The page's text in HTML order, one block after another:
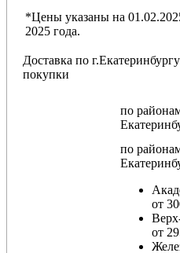
*Цены указаны на
2025 года.
Доставка по
покупки
по
по
от
от